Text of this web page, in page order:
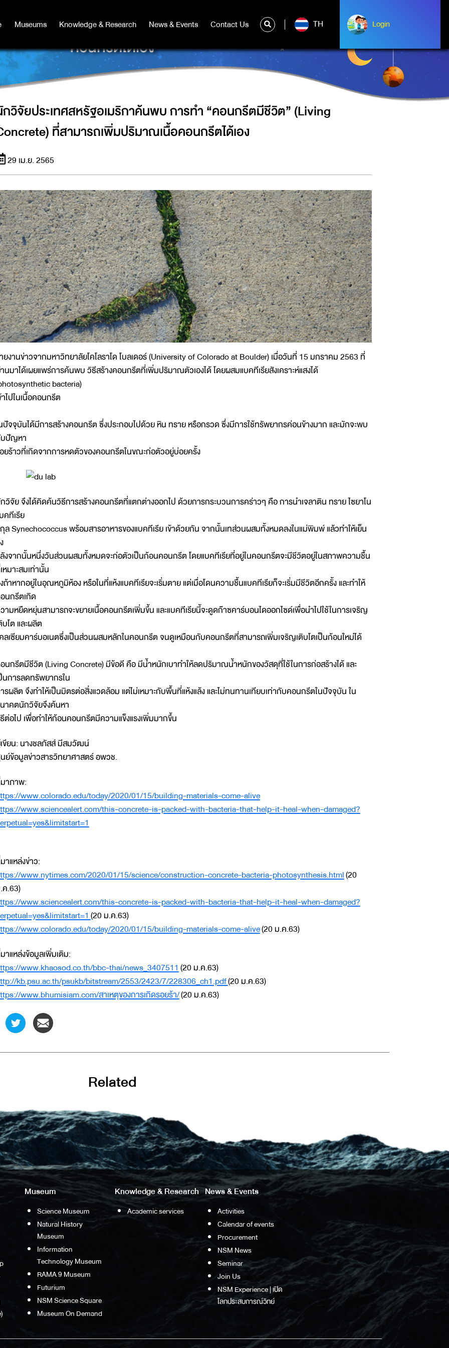
Museums Knowledge & Research News & Events Contact Us
Museums Knowledge & Research News & Events Contact Us TH Login
Login
รทำ “คอนกรีตมีชีวิต” (LIVING CONCRETE) ที่สามารถเพิ่มปริมาณเนื้อ
คอนกรีตได้เอง
วิจัยประเทศสหรัฐอเมริกาค้นพบ การทำ “คอนกรีตมีชีวิต” (Living
ที่สามารถเพิ่มปริมาณเนื้อคอนกรีตได้เอง
29 เม.ย. 2565
ยงานข่าวจากมหาวิทยาลัยโคโลราโด โบลเดอร์ (University of Colorado at Boulder) เมื่อวันที่ 15 มกราคม 2563 ที่
นมาได้เผยแพร่การค้นพบ วิธีสร้างคอนกรีตที่เพิ่มปริมาณตัวเองได้ โดยผสมแบคทีเรียสังเคราะห์แสงได้
bacteria)
าไปในเนื้อคอนกรีต
ปัจจุบันได้มีการสร้างคอนกรีต ซึ่งประกอบไปด้วย หิน ทราย หรือกรวด ซึ่งมีการใช้ทรัพยากรค่อนข้างมาก และมักจะพบ
ปัญหา
ยร้าวที่เกิดจากการหดตัวของคอนกรีตในขณะก่อตัวอยู่บ่อยครั้ง
วิจัย จึงได้คิดค้นวิธีการสร้างคอนกรีตที่แตกต่างออกไป ด้วยการกระบวนการคร่าวๆ คือ การนำเจลาติน ทราย ไซยาโน
คทีเรีย
ล Synechococcus พร้อมสารอาหารของแบคทีเรีย เข้าด้วยกัน จากนั้นเทส่วนผสมทั้งหมดลงในแม่พิมพ์ แล้วทำให้เย็น
งจากนั้นหนึ่งวันส่วนผสมทั้งหมดจะก่อตัวเป็นก้อนคอนกรีต โดยแบคทีเรียที่อยู่ในคอนกรีตจะมีชีวิตอยู่ในสภาพความชื้น
หมาะสมเท่านั้น
ถ้าหากอยู่ในอุณหภูมิห้อง หรือในที่แห้งแบคทีเรียจะเริ่มตาย แต่เมื่อโดนความชื้นแบคทีเรียก็จะเริ่มมีชีวิตอีกครั้ง และทำให้
นกรีตเกิด
ามหยืดหยุ่นสามารถจะขยายเนื้อคอนกรีตเพิ่มขึ้น และแบคทีเรียนี้จะดูดก๊าซคาร์บอนไดออกไซด์เพื่อนำไปใช้ในการเจริญ
บโต และผลิต
ลเซียมคาร์บอเนตซึ่งเป็นส่วนผสมหลักในคอนกรีต จนดูเหมือนกับคอนกรีตที่สามารถเพิ่มเจริญเติบโตเป็นก้อนใหม่ได้
นกรีตมีชีวิต (Living Concrete) มีข้อดี คือ มีน้ำหนักเบาทำให้ลดปริมาณน้ำหนักของวัสดุที่ใช้ในการก่อสร้างได้ และ
นการลดทรัพยากรใน
รผลิต จึงทำให้เป็นมิตรต่อสิ่งแวดล้อม แต่ไม่เหมาะกับพื้นที่แห้งแล้ง และไม่ทนทานเทียบเท่ากับคอนกรีตในปัจจุบัน ใน
าคตนักวิจัยจึงค้นหา
ต่อไป เพื่อทำให้ก้อนคอนกรีตมีความแข็งแรงเพิ่มมากขึ้น
ขียน: นางชลภัสส์ มีสมวัฒน์
ย์ข้อมูลข่าวสารวิทยาศาสตร์ อพวช.
าภาพ:
www.colorado.edu/today/2020/01/15/building-materials-come-alive
www.sciencealert.com/this-concrete-is-packed-with-bacteria-that-help-it-heal-when-damaged?
าแหล่งข่าว:
www.nytimes.com/2020/01/15/science/construction-concrete-bacteria-photosynthesis.html(20
ค.63)
www.sciencealert.com/this-concrete-is-packed-with-bacteria-that-help-it-heal-when-damaged?
(20 ม.ค.63)
www.colorado.edu/today/2020/01/15/building-materials-come-alive(20 ม.ค.63)
าแหล่งข้อมูลเพิ่มเติม:
www.khaosod.co.th/bbc-thai/news_3407511(20 ม.ค.63)
kb.psu.ac.th/psukb/bitstream/2553/2423/7/228306_ch1.pdf(20 ม.ค.63)
www.bhumisiam.com/สาเหตุของการเกิดรอยร้า/(20 ม.ค.63)
Related
Museum
Science Museum
Natural History
Museum
Information
Technology Museum
RAMA 9 Museum
Futurium
NSM Science Square
Museum On Demand
Knowledge & Research
Academic services
News & Events
Activities
Calendar of events
Procurement
NSM News
Seminar
Join Us
NSM Experience | เปิด
โลกประสบการณ์วิทย์